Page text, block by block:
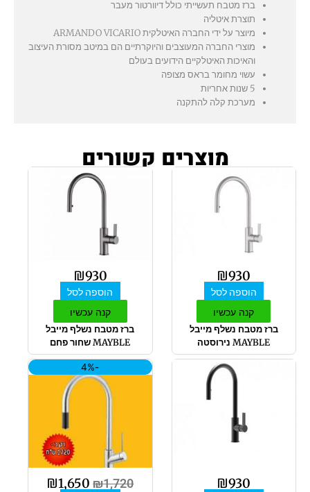
ברז מטבח תעשייתי כולל דיוורטור מעבר
תוצרת איטליה
מיוצר על ידי החברה האיטלקית ARMANDO VICARIO
מוצרי החברה המעוצבים והיוקרתיים הם במיטב מסורת העיצוב
והאיכות האיטלקיים הידועים בעולם
עשוי מחומר בראס מצופה
5 שנות אחריות
מערכת קלה להתקנה
מוצרים קשורים
₪930
הוספה לסל
קנה עכשיו
ברז מטבח נשלף מייבל
MAYBLE נירוסטה
₪930
הוספה לסל
קנה עכשיו
ברז מטבח נשלף מייבל
MAYBLE שחור פחם
₪930
-4%
₪1,720
המחיר
המקורי
היה:
₪1,720.
₪1,650
המחיר